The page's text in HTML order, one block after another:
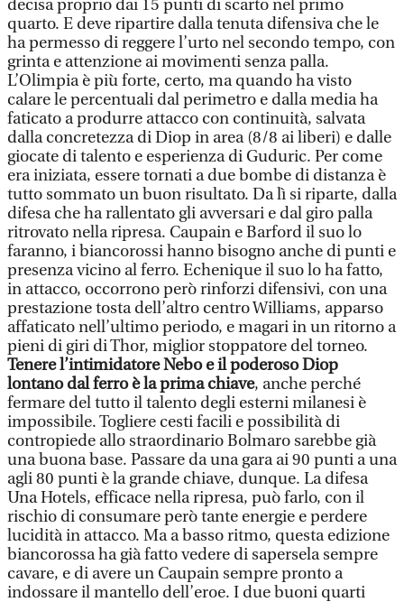
decisa proprio dai 15 punti di scarto nel primo
quarto. E deve ripartire dalla tenuta difensiva che le
ha permesso di reggere l’urto nel secondo tempo, con
grinta e attenzione ai movimenti senza palla.
L’Olimpia è più forte, certo, ma quando ha visto
calare le percentuali dal perimetro e dalla media ha
faticato a produrre attacco con continuità, salvata
dalla concretezza di Diop in area (8/8 ai liberi) e dalle
giocate di talento e esperienza di Guduric. Per come
era iniziata, essere tornati a due bombe di distanza è
tutto sommato un buon risultato. Da lì si riparte, dalla
difesa che ha rallentato gli avversari e dal giro palla
ritrovato nella ripresa. Caupain e Barford il suo lo
faranno, i biancorossi hanno bisogno anche di punti e
presenza vicino al ferro. Echenique il suo lo ha fatto,
in attacco, occorrono però rinforzi difensivi, con una
prestazione tosta dell’altro centro Williams, apparso
affaticato nell’ultimo periodo, e magari in un ritorno a
pieni di giri di Thor, miglior stoppatore del torneo.
Tenere l’intimidatore Nebo e il poderoso Diop
lontano dal ferro è la prima chiave, anche perché
fermare del tutto il talento degli esterni milanesi è
impossibile. Togliere cesti facili e possibilità di
contropiede allo straordinario Bolmaro sarebbe già
una buona base. Passare da una gara ai 90 punti a una
agli 80 punti è la grande chiave, dunque. La difesa
Una Hotels, efficace nella ripresa, può farlo, con il
rischio di consumare però tante energie e perdere
lucidità in attacco. Ma a basso ritmo, questa edizione
biancorossa ha già fatto vedere di sapersela sempre
cavare, e di avere un Caupain sempre pronto a
indossare il mantello dell’eroe. I due buoni quarti